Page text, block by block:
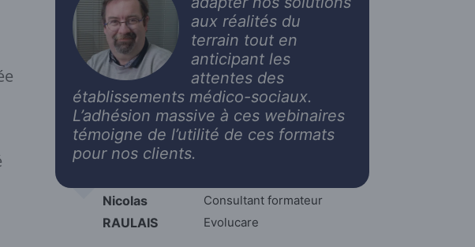
aux réalités du
terrain tout en
anticipant les
attentes des
établissements médico-sociaux.
L’adhésion massive à ces webinaires
témoigne de l’utilité de ces formats
pour nos clients.
Nicolas
RAULAIS
Consultant formateur
Evolucare